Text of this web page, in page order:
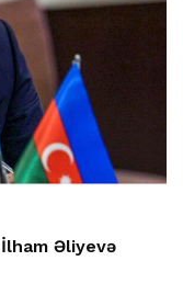
Əliyevə